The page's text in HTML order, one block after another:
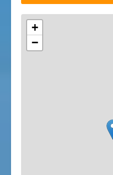
+
−